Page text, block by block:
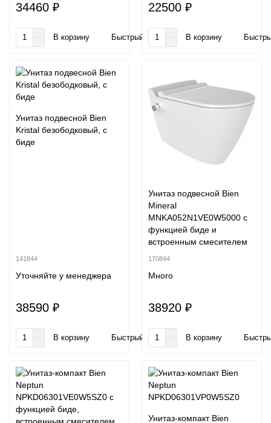
34460 ₽
В корзину Быстрый заказ
22500 ₽
В корзину
Унитаз подвесной Bien
Kristal безободковый, с
биде
141844
Уточняйте у менеджера
38590 ₽
В корзину Быстрый заказ
Унитаз подвесной Bien
Mineral
MNKA052N1VE0W5000 с
функцией биде и
встроенным смесителем
170844
Много
38920 ₽
В корзину
Унитаз-компакт Bien